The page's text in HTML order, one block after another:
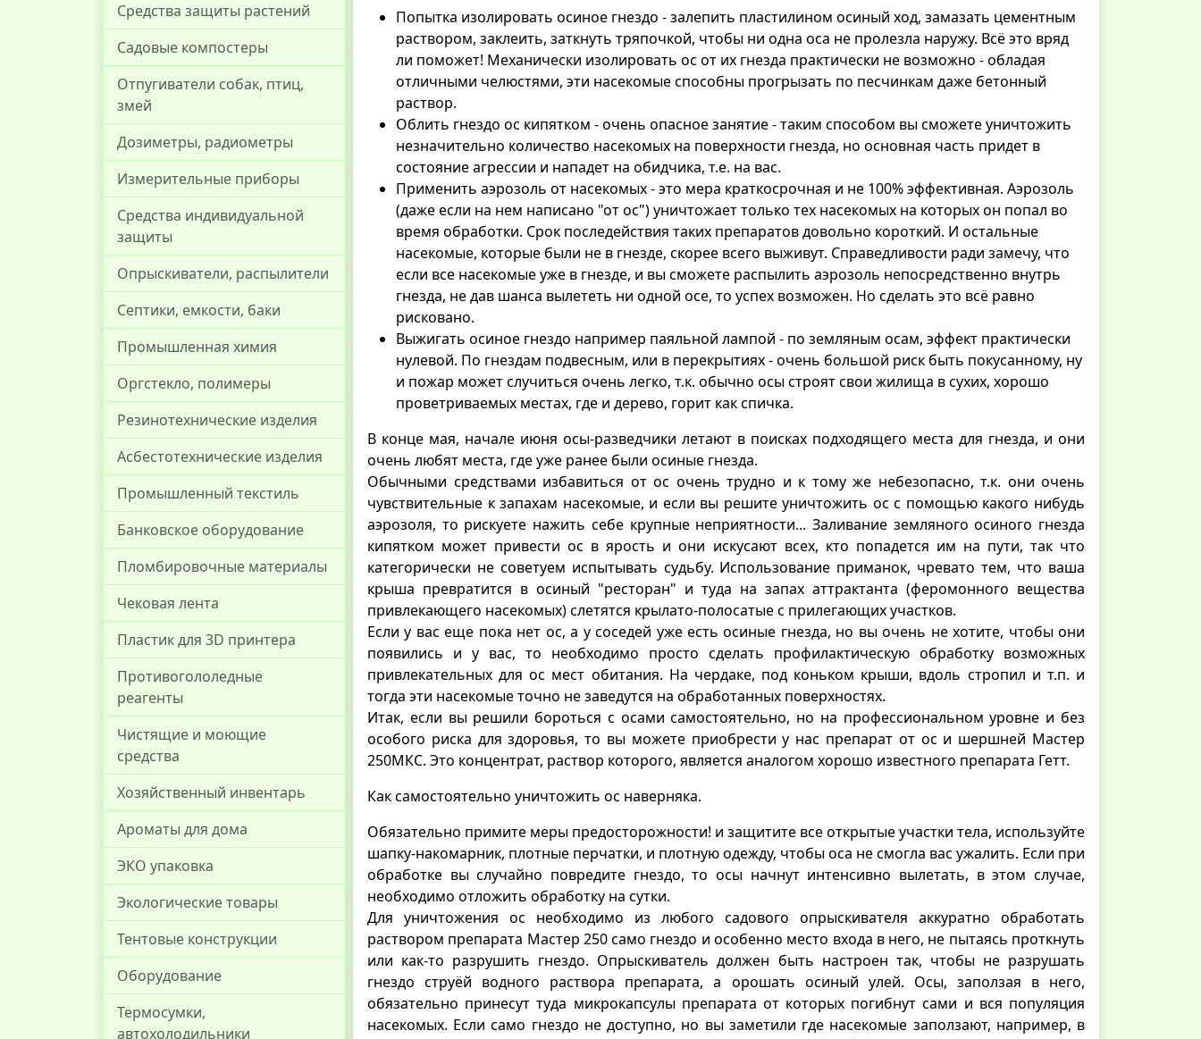
Средства защиты растений
Садовые компостеры
Отпугиватели собак, птиц,
змей
Дозиметры, радиометры
Измерительные приборы
Средства индивидуальной
защиты
Опрыскиватели, распылители
Септики, емкости, баки
Промышленная химия
Оргстекло, полимеры
Резинотехнические изделия
Асбестотехнические изделия
Промышленный текстиль
Банковское оборудование
Пломбировочные материалы
Чековая лента
Пластик для 3D принтера
Противогололедные
реагенты
Чистящие и моющие
средства
Хозяйственный инвентарь
Ароматы для дома
ЭКО упаковка
Экологические товары
Тентовые конструкции
Оборудование
Термосумки,
автохолодильники
Попытка изолировать осиное гнездо - залепить пластилином осиный ход, замазать цементным
раствором, заклеить, заткнуть тряпочкой, чтобы ни одна оса не пролезла наружу. Всё это вряд
ли поможет! Механически изолировать ос от их гнезда практически не возможно - обладая
отличными челюстями, эти насекомые способны прогрызать по песчинкам даже бетонный
раствор.
Облить гнездо ос кипятком - очень опасное занятие - таким способом вы сможете уничтожить
незначительно количество насекомых на поверхности гнезда, но основная часть придет в
состояние агрессии и нападет на обидчика, т.е. на вас.
Применить аэрозоль от насекомых - это мера краткосрочная и не 100% эффективная. Аэрозоль
(даже если на нем написано "от ос") уничтожает только тех насекомых на которых он попал во
время обработки. Срок последействия таких препаратов довольно короткий. И остальные
насекомые, которые были не в гнезде, скорее всего выживут. Справедливости ради замечу, что
если все насекомые уже в гнезде, и вы сможете распылить аэрозоль непосредственно внутрь
гнезда, не дав шанса вылететь ни одной осе, то успех возможен. Но сделать это всё равно
рисковано.
Выжигать осиное гнездо например паяльной лампой - по земляным осам, эффект практически
нулевой. По гнездам подвесным, или в перекрытиях - очень большой риск быть покусанному, ну
и пожар может случиться очень легко, т.к. обычно осы строят свои жилища в сухих, хорошо
проветриваемых местах, где и дерево, горит как спичка.
В конце мая, начале июня осы-разведчики летают в поисках подходящего места для гнезда, и они
очень любят места, где уже ранее были осиные гнезда.
Обычными средствами избавиться от ос очень трудно и к тому же небезопасно, т.к. они очень
чувствительные к запахам насекомые, и если вы решите уничтожить ос с помощью какого нибудь
аэрозоля, то рискуете нажить себе крупные неприятности... Заливание земляного осиного гнезда
кипятком может привести ос в ярость и они искусают всех, кто попадется им на пути, так что
категорически не советуем испытывать судьбу. Использование приманок, чревато тем, что ваша
крыша превратится в осиный "ресторан" и туда на запах аттрактанта (феромонного вещества
привлекающего насекомых) слетятся крылато-полосатые с прилегающих участков.
Если у вас еще пока нет ос, а у соседей уже есть осиные гнезда, но вы очень не хотите, чтобы они
появились и у вас, то необходимо просто сделать профилактическую обработку возможных
привлекательных для ос мест обитания. На чердаке, под коньком крыши, вдоль стропил и т.п. и
тогда эти насекомые точно не заведутся на обработанных поверхностях.
Итак, если вы решили бороться с осами самостоятельно, но на профессиональном уровне и без
особого риска для здоровья, то вы можете приобрести у нас препарат от ос и шершней Мастер
250МКС. Это концентрат, раствор которого, является аналогом хорошо известного препарата Гетт.
Как самостоятельно уничтожить ос наверняка.
Обязательно примите меры предосторожности! и защитите все открытые участки тела, используйте
шапку-накомарник, плотные перчатки, и плотную одежду, чтобы оса не смогла вас ужалить. Если при
обработке вы случайно повредите гнездо, то осы начнут интенсивно вылетать, в этом случае,
необходимо отложить обработку на сутки.
Для уничтожения ос необходимо из любого садового опрыскивателя аккуратно обработать
раствором препарата Мастер 250 само гнездо и особенно место входа в него, не пытаясь проткнуть
или как-то разрушить гнездо. Опрыскиватель должен быть настроен так, чтобы не разрушать
гнездо струёй водного раствора препарата, а орошать осиный улей. Осы, заползая в него,
обязательно принесут туда микрокапсулы препарата от которых погибнут сами и вся популяция
насекомых. Если само гнездо не доступно, но вы заметили где насекомые заползают, например, в